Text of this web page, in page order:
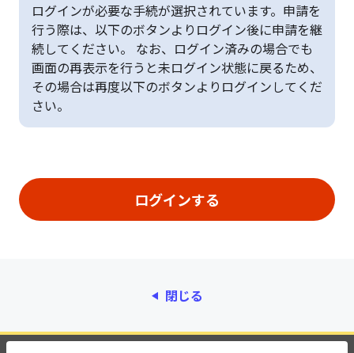
ログインが必要な手続が選択されています。申請を
行う際は、以下のボタンよりログイン後に申請を継
続してください。 なお、ログイン済みの場合でも
画面の再表示を行うと未ログイン状態に戻るため、
その場合は再度以下のボタンよりログインしてくだ
さい。
閉じる